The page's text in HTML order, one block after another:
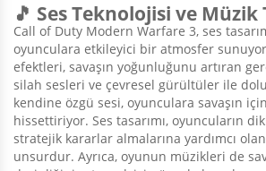
🎵 Ses Teknolojisi ve Müzik
Call of Duty Modern Warfare 3, ses
oyunculara etkileyici bir atmosfer
efektleri, savaşın yoğunluğunu artıran
silah sesleri ve çevresel gürültüler ile
kendine özgü sesi, oyunculara savaşın
hissettiriyor. Ses tasarımı, oyuncuların
stratejik kararlar almalarına yardımcı
unsurdur. Ayrıca, oyunun müzikleri de